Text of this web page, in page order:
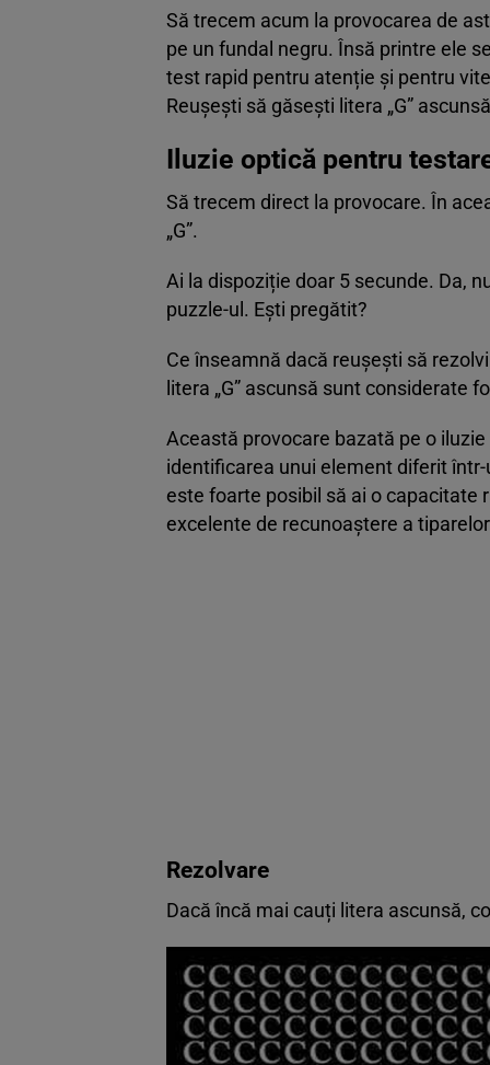
Să trecem acum la provocarea de
pe un fundal negru. Însă printre ele
test rapid pentru atenție și pentru
Reușești să găsești litera „G”
Iluzie optică pentru
Să trecem direct la provocare. În
„G”.
Ai la dispoziție doar 5 secunde. Da,
puzzle-ul. Ești pregătit?
Ce înseamnă dacă reușești să
litera „G” ascunsă sunt considerate
Această provocare bazată pe o
identificarea unui element diferit într-
este foarte posibil să ai o capacitate
excelente de recunoaștere a
Rezolvare
Dacă încă mai cauți litera ascunsă,